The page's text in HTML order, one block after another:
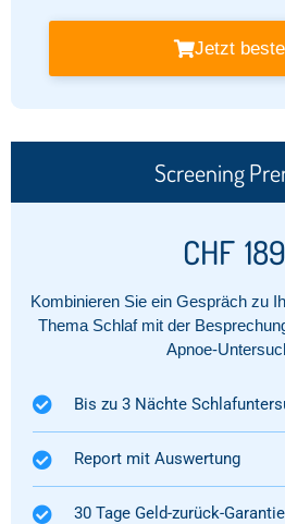
Jetzt
Screening
CHF
Kombinieren Sie ein Gespräch zu
Thema Schlaf mit der
Apnoe-
Bis zu 3 Nächte
Report mit Auswertung​
30 Tage Geld-zurück-Garantie